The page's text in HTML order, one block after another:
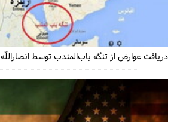
دریافت عوارض از تنگه باب‌المندب توسط انصاراللّه